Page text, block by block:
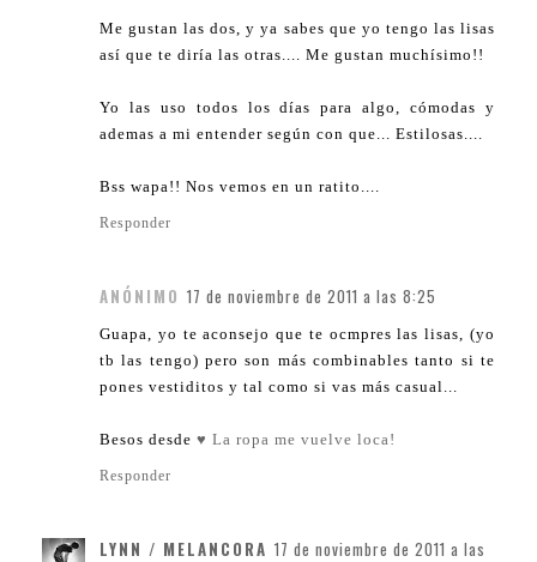
Me gustan las dos, y ya sabes que yo tengo las lisas
así que te diría las otras.... Me gustan muchísimo!!
Yo las uso todos los días para algo, cómodas y
ademas a mi entender según con que... Estilosas....
Bss wapa!! Nos vemos en un ratito....
Responder
ANÓNIMO 17 de noviembre de 2011 a las 8:25
Guapa, yo te aconsejo que te ocmpres las lisas, (yo
tb las tengo) pero son más combinables tanto si te
pones vestiditos y tal como si vas más casual...
Besos desde ♥ La ropa me vuelve loca!
Responder
LYNN / MELANCORA 17 de noviembre de 2011 a las